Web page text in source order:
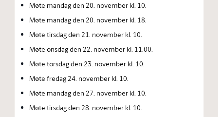
Møte mandag den 20. november kl. 10.
Møte mandag den 20. november kl. 18.
Møte tirsdag den 21. november kl. 10.
Møte onsdag den 22. november kl. 11.00.
Møte torsdag den 23. november kl. 10.
Møte fredag 24. november kl. 10.
Møte mandag den 27. november kl. 10.
Møte tirsdag den 28. november kl. 10.